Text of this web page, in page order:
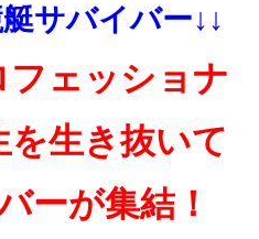
サバイバー↓↓
ェッショナ
生き抜いて
ーが集結！